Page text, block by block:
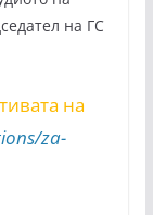
на ГС
на
za-